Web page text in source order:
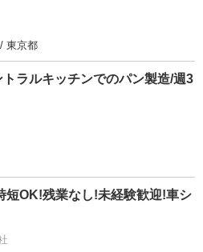
東京都
ラルキッチンでのパン製造/週3
短OK!残業なし!未経験歓迎!車シ